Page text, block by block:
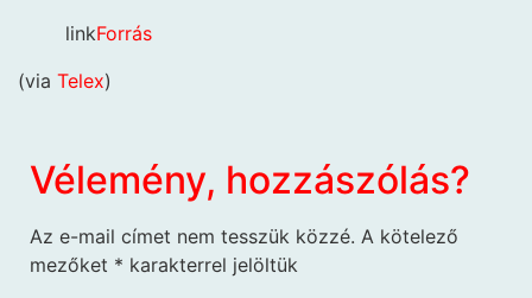
linkForrás
(via Telex)
Vélemény, hozzászólás?
Az e-mail címet nem tesszük közzé. A kötelező
mezőket * karakterrel jelöltük